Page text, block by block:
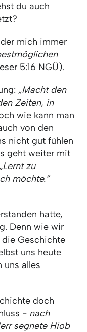
du auch
mich immer
5:16 NGÜ).
„Macht den
Zeiten, in
wie kann man
von den
nicht gut fühlen
geht weiter mit
„Lernt zu
möchte.”
hatte,
Denn wie wir
Geschichte
uns heute
uns alles
doch
- nach
segnete Hiob